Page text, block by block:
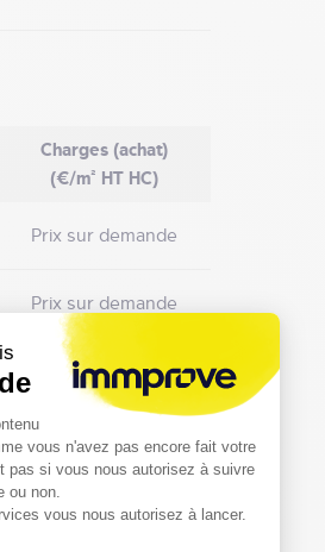
Charges (achat)
(€/m² HT HC)
Prix sur demande
Prix sur demande